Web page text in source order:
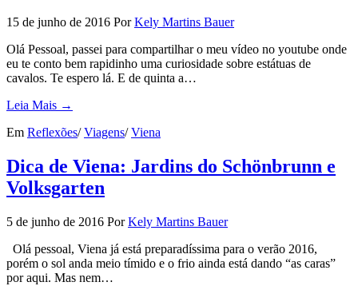
15 de junho de 2016 Por Kely Martins Bauer
Olá Pessoal, passei para compartilhar o meu vídeo no youtube onde
eu te conto bem rapidinho uma curiosidade sobre estátuas de
cavalos. Te espero lá. E de quinta a…
Leia Mais →
Em Reflexões/ Viagens/ Viena
Dica de Viena: Jardins do Schönbrunn e
Volksgarten
5 de junho de 2016 Por Kely Martins Bauer
Olá pessoal, Viena já está preparadíssima para o verão 2016,
porém o sol anda meio tímido e o frio ainda está dando “as caras”
por aqui. Mas nem…